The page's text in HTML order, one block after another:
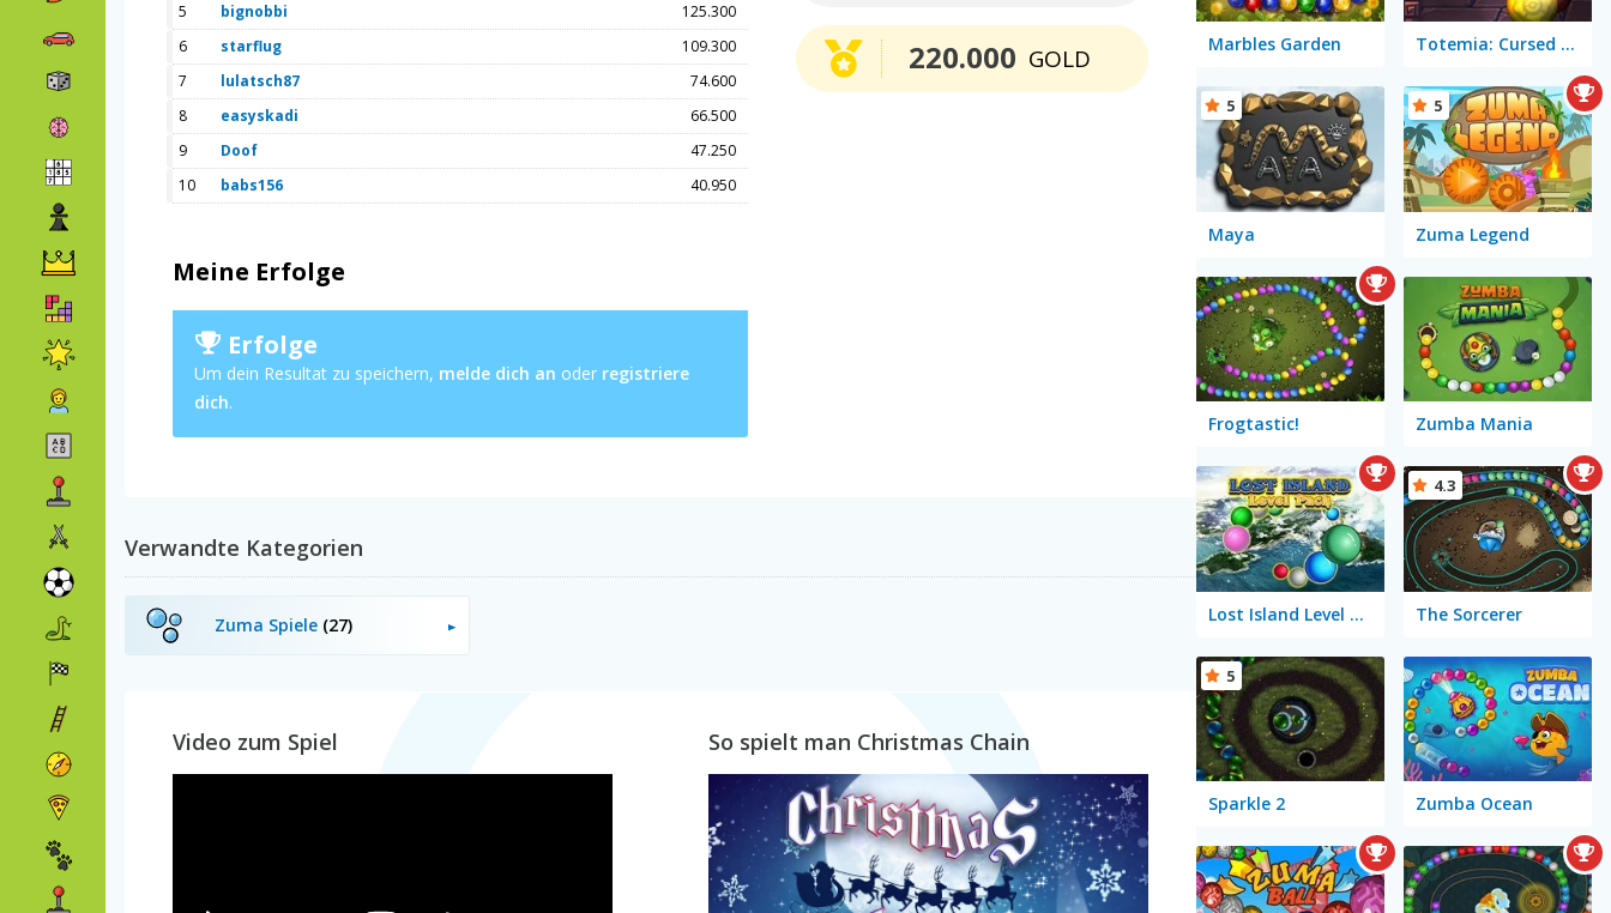
5
bignobbi
125.300
6
starflug
109.300
7
lulatsch87
74.600
8
easyskadi
66.500
9
Doof
47.250
10
babs156 40.950
Meine Erfolge
Erfolge
Um dein Resultat zu speichern, melde dich an oder registriere
dich.
GOLD
220.000
Verwandte Kategorien
Zuma Spiele (27)
Video zum Spiel So spielt man Christmas Chain
Marbles Garden Totemia: Cursed Marbles
Maya
5
Zuma Legend
5
Frogtastic! Zumba Mania
Lost Island Level Pack The Sorcerer
4.3
Sparkle 2
5
Zumba Ocean